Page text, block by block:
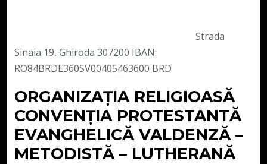
Strada
Sinaia 19, Ghiroda 307200 IBAN:
RO84BRDE360SV00405463600 BRD
ORGANIZAȚIA RELIGIOASĂ
CONVENŢIA PROTESTANTĂ
EVANGHELICĂ VALDENZĂ –
METODISTĂ – LUTHERANĂ